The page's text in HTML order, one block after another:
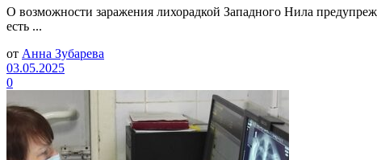
О возможности заражения лихорадкой Западного Нила
есть ...
от Анна Зубарева
03.05.2025
0